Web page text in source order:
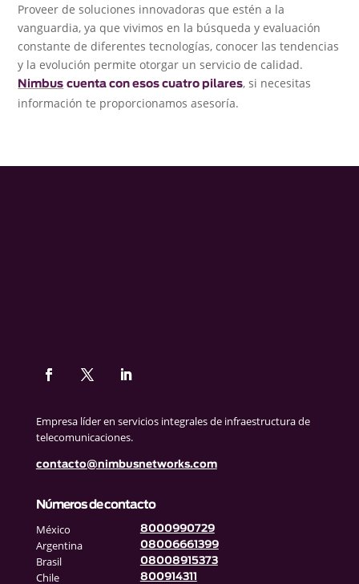
Proveer de soluciones innovadoras que estén a la
vanguardia, ya que vivimos en la búsqueda y evaluación
constante de diferentes tecnologías, conocer las tendencias
y la evolución permite otorgar un servicio de calidad.
Nimbus cuenta con esos cuatro pilares, si necesitas
información te proporcionamos asesoría.
Empresa líder en servicios integrales de infraestructura de
telecomunicaciones.
contacto@nimbusnetworks.com
Números de contacto
México 8000990729
Argentina 08006661399
Brasil 08008915373
Chile 800914311